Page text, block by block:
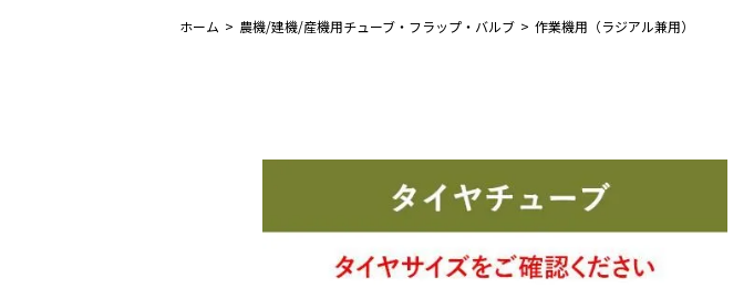
ホーム 農機/建機/産機用チューブ・フラップ・バルブ 作業機用（ラジアル兼用）